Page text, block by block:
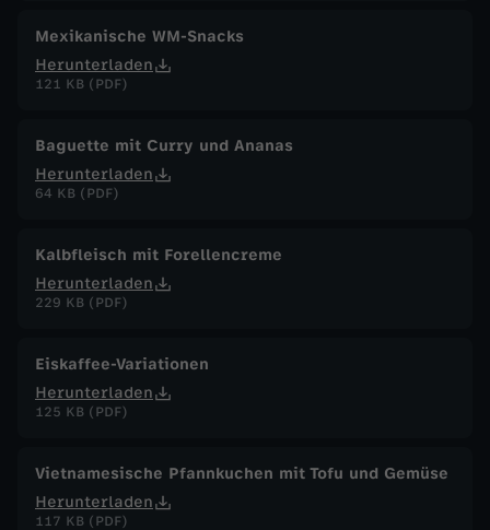
Mexikanische WM-Snacks
Herunterladen
121 KB (PDF)
Baguette mit Curry und Ananas
Herunterladen
64 KB (PDF)
Kalbfleisch mit Forellencreme
Herunterladen
229 KB (PDF)
Eiskaffee-Variationen
Herunterladen
125 KB (PDF)
Vietnamesische Pfannkuchen mit Tofu und Gemüse
Herunterladen
117 KB (PDF)